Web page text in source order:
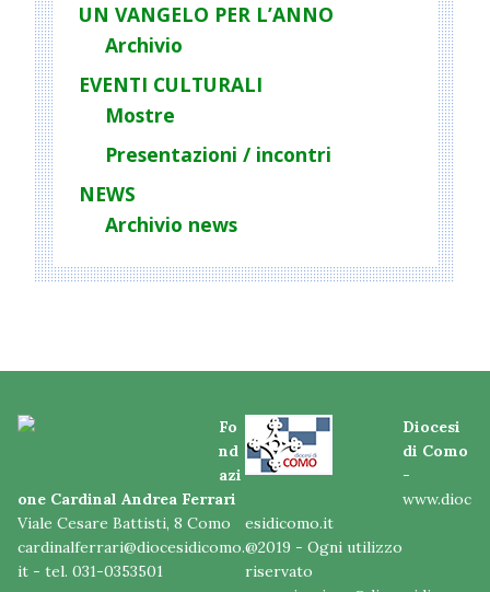
UN VANGELO PER L’ANNO
Archivio
EVENTI CULTURALI
Mostre
Presentazioni / incontri
NEWS
Archivio news
Fo
nd
azi
one Cardinal Andrea Ferrari
Viale Cesare Battisti, 8 Como
cardinalferrari@diocesidicomo.
it - tel. 031-0353501
Diocesi
di Como
-
www.dioc
esidicomo.it
@2019 - Ogni utilizzo
riservato